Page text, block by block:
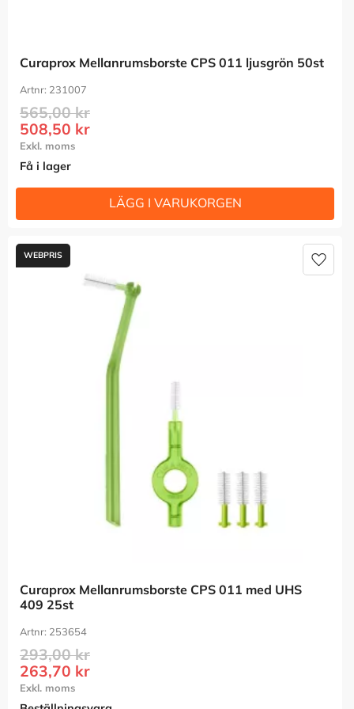
Curaprox Mellanrumsborste CPS 011 ljusgrön 50st
231007
508,50 kr
565,00kr
Få i lager
Curaprox Mellanrumsborste CPS 011 med UHS
409 25st
253654
263,70 kr
293,00kr
Lägg